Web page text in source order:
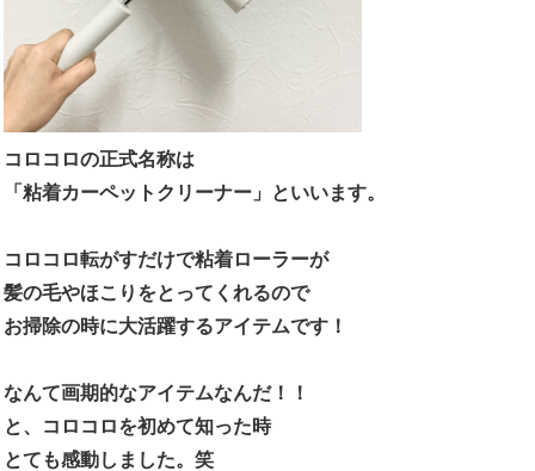
コロコロの正式名称は
「粘着カーペットクリーナー」といいます。
コロコロ転がすだけで粘着ローラーが
髪の毛やほこりをとってくれるので
お掃除の時に大活躍するアイテムです！
なんて画期的なアイテムなんだ！！
と、コロコロを初めて知った時
とても感動しました。笑